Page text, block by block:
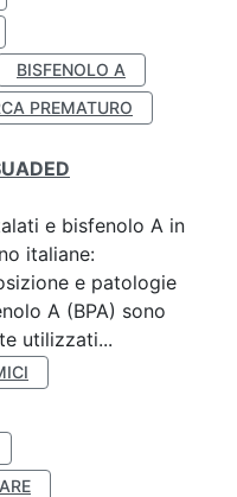
BISFENOLO A
PREMATURO
e bisfenolo A in
italiane:
e patologie
A (BPA) sono
utilizzati...